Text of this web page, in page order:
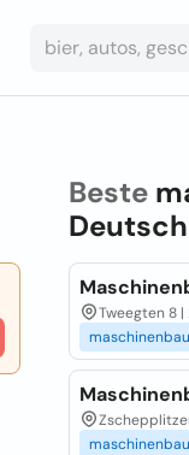
Beste
Tweegten 8 |
maschinenbau
maschinenbau